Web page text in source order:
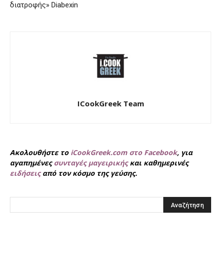
διατροφής» Diabexin
ICookGreek Team
Ακολουθήστε το iCookGreek.com στο Facebook, για
αγαπημένεςσυνταγές μαγειρικήςκαι καθημερινές
ειδήσειςαπό τον κόσμο της γεύσης.